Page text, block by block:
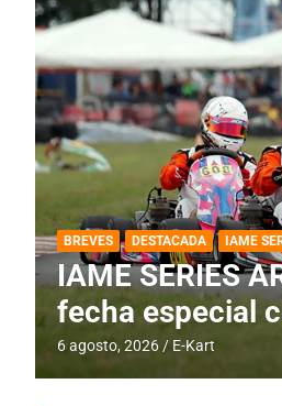
DESTACADA IAME SERIES
IAME SERIES
fecha con
4 agosto, 2026 E-Kart